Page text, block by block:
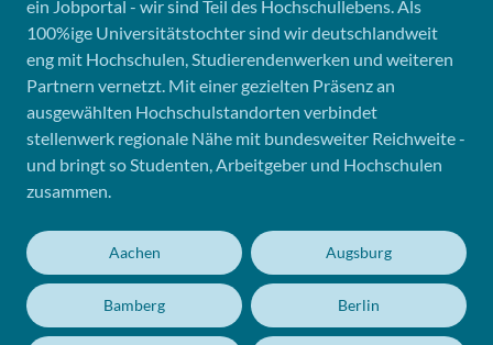
ein Jobportal - wir sind Teil des Hochschullebens. Als
100%ige Universitätstochter sind wir deutschlandweit
eng mit Hochschulen, Studierendenwerken und weiteren
Partnern vernetzt. Mit einer gezielten Präsenz an
ausgewählten Hochschulstandorten verbindet
stellenwerk regionale Nähe mit bundesweiter Reichweite -
und bringt so Studenten, Arbeitgeber und Hochschulen
zusammen.
Aachen Augsburg
Bamberg Berlin